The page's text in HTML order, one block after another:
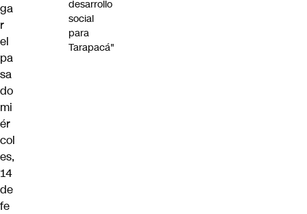
ga
r
el
pa
sa
do
mi
ér
col
es,
14
de
fe
desarrollo
social
para
Tarapacá"